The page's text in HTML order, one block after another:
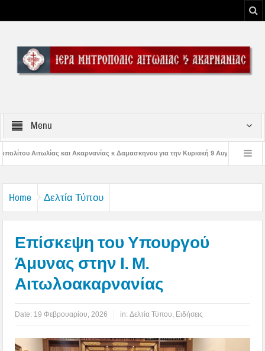
Menu
κ Δαμασκηνου για την Κυριακή 9 Αυγούστου 2026 Η εορτή της
Home Δελτία Τύπου
Επίσκεψη του Υπουργού
Άμυνας στην Ι. Μ.
Αιτωλοακαρνανίας
Date: 19 Φεβρουαρίου, 2026 in:Δελτία Τύπου Ειδήσεις